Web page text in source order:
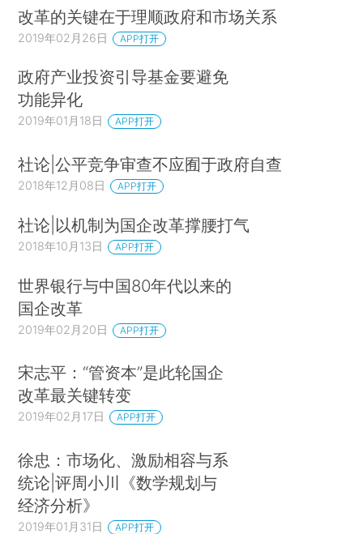
第一步，上市国有企业，即仍然由政府所有但部分
股份可以在公开股票市场交易的企业，在世界各地
上市公司的“混合所有制”模式正在蔓延。比
如，沙特阿拉伯以前实行的制度是国家拥有国有企
石油上市。（*2.Saudi Arabia Considers Aramco
Share Sale，FINANCIAL TIMES，Jan. 7，2016.
）在中国，政府支持混合所有制，以改革庞大的国
有经济部门。（*3.参见第二部分第8节关于中国的
入私人资本后，将改善它们的管理，并使之受到市
场规则的约束。
所以混合所有制结构在标准的上市公司的公司治理
问题之上，又增加了独特的治理挑战。由于监督国
有企业的官员与拥有国有企业的公民相分离，国家
所有制产生了自己的代理问题。正如最近在巴西发
生的那样，这些独特的治理挑战导致的问题不断引
发丑闻。巴西石油股份有限公司（简称“巴西石油公
司”）是一家政府控制的石油巨头，其股票在国内和
改革的关键在于理顺政府和市场关系
2019年02月26日 APP打开
政府产业投资引导基金要避免
功能异化
2019年01月18日 APP打开
社论|公平竞争审查不应囿于政府自查
2018年12月08日 APP打开
社论|以机制为国企改革撑腰打气
2018年10月13日 APP打开
世界银行与中国80年代以来的
国企改革
2019年02月20日 APP打开
宋志平：“管资本”是此轮国企
改革最关键转变
2019年02月17日 APP打开
徐忠：市场化、激励相容与系
统论|评周小川《数学规划与
经济分析》
2019年01月31日 APP打开